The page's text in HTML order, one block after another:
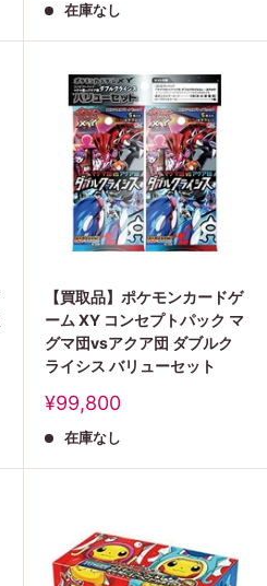
価
在庫なし
【買取品】ポケモンカードゲ
ーム XY コンセプトパック マ
グマ団vsアクア団 ダブルク
ライシス バリューセット
販
価
¥99,800
在庫なし